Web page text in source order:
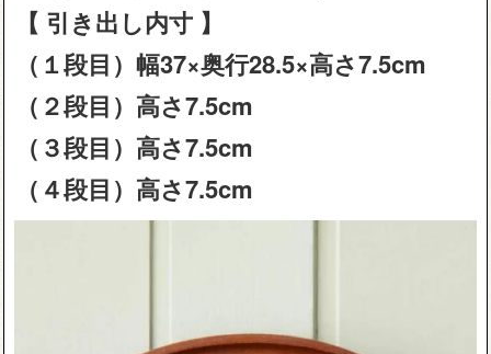
【 引き出し内寸 】
（１段目）幅37×奥行28.5×高さ7.5cm
（２段目）高さ7.5cm
（３段目）高さ7.5cm
（４段目）高さ7.5cm